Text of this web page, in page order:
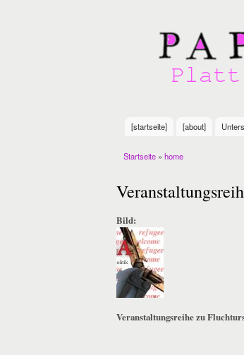
Plattform
Initiativen in
Main menu
[startseite] [about]
Startseite » home
Bild:
Veranstaltungsreihe zu